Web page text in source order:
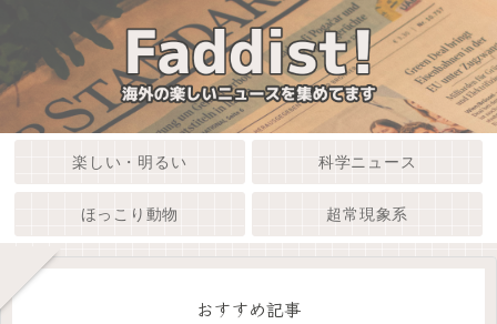
楽しい・明るい 科学ニュース
ほっこり動物 超常現象系
おすすめ記事